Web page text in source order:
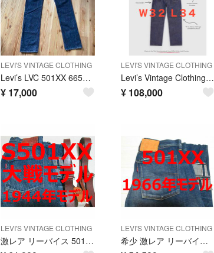
LEVI'S VINTAGE CLOTHING
Levi’s LVC 501XX 66501 赤耳 BIG E W28 濃紺
¥ 17,000
LEVI'S VINTAGE CLOTHING
Levi’s Vintage Clothing 1870S NEVADA
¥ 108,000
LEVI'S VINTAGE CLOTHING
激レア リーバイス 501 44501 1944年モデル 大戦モデル
LEVI'S VINTAGE CLOTHING
希少 激レア リーバイス 501 1966年モデル 66501 W34